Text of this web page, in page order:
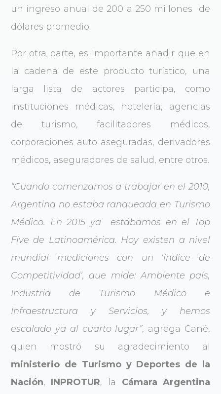
un ingreso anual de 200 a 250 millones de
dólares promedio.
Por otra parte, es importante añadir que en
la cadena de este producto turístico, una
larga lista de actores participa, como
instituciones médicas, hotelería, agencias
de turismo, facilitadores médicos,
corporaciones auto aseguradas, derivadores
médicos, aseguradores de salud, entre otros.
“Cuando comenzamos a trabajar en el 2010,
Argentina no estaba ranqueada en Turismo
Médico. En 2015 ya estábamos en el Top
Five de Latinoamérica. Hoy existen a nivel
mundial mediciones con un ‘índice de
Competitividad’, que mide: Ambiente país,
Industria de Turismo Médico e
Infraestructura y Servicios, y hemos
escalado ya al cuarto lugar”, agrega Cané,
quien mostró su agradecimiento al
ministerio de Turismo y Deportes de la
Nación, INPROTUR, la Cámara Argentina